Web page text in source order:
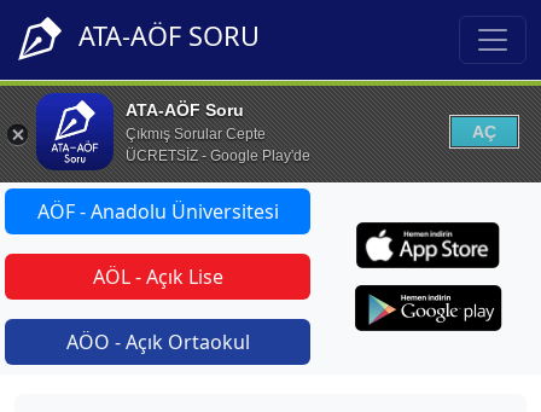
ATA-AÖF SORU
ATA-AÖF Soru
Çıkmış Sorular Cepte
ÜCRETSİZ - Google Play'de
AÇ
AÖF - Anadolu Üniversitesi
AÖL - Açık Lise
AÖO - Açık Ortaokul